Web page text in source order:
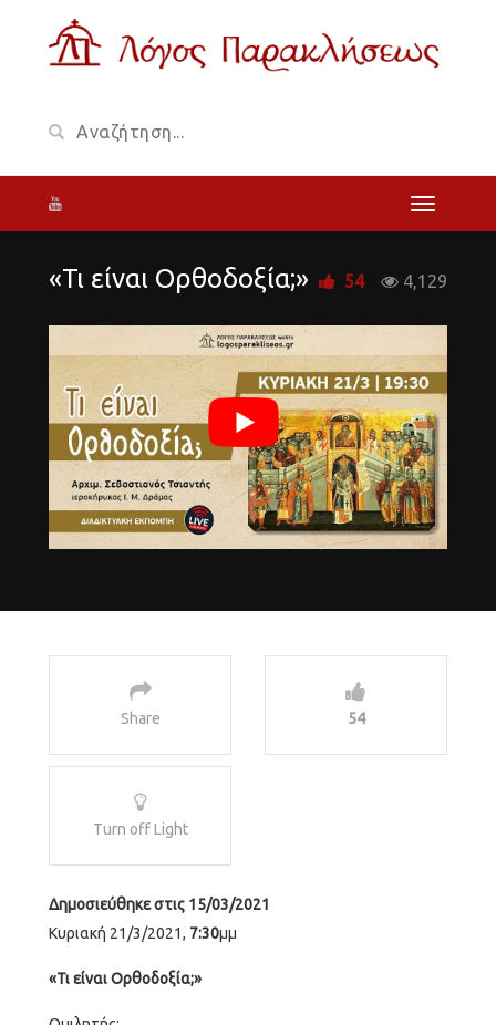
«Τι είναι Ορθοδοξία;» 4,129
54
Share 54
Turn off Light
Δημοσιεύθηκε στις 15/03/2021
Κυριακή 21/3/2021, 7:30μμ
«Τι είναι Ορθοδοξία;»